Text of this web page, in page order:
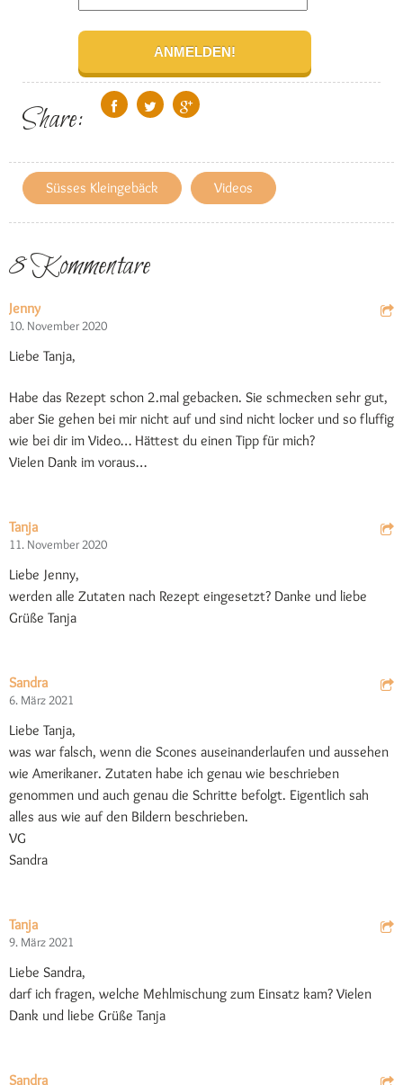
Share:
Süsses Kleingebäck Videos
8 Kommentare
Jenny
10. November 2020
Liebe Tanja,
Habe das Rezept schon 2.mal gebacken. Sie schmecken sehr gut,
aber Sie gehen bei mir nicht auf und sind nicht locker und so fluffig
wie bei dir im Video… Hättest du einen Tipp für mich?
Vielen Dank im voraus…
Tanja
11. November 2020
Liebe Jenny,
werden alle Zutaten nach Rezept eingesetzt? Danke und liebe
Grüße Tanja
Sandra
6. März 2021
Liebe Tanja,
was war falsch, wenn die Scones auseinanderlaufen und aussehen
wie Amerikaner. Zutaten habe ich genau wie beschrieben
genommen und auch genau die Schritte befolgt. Eigentlich sah
alles aus wie auf den Bildern beschrieben.
VG
Sandra
Tanja
9. März 2021
Liebe Sandra,
darf ich fragen, welche Mehlmischung zum Einsatz kam? Vielen
Dank und liebe Grüße Tanja
Sandra